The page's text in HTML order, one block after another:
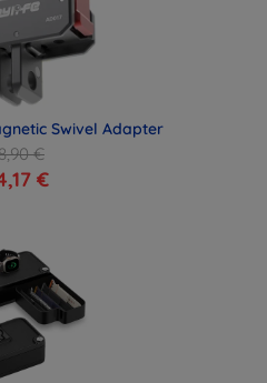
Swivel Adapter
€
€